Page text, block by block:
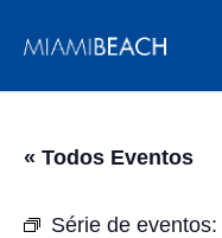
para
« Todos Eventos
Série de eventos: